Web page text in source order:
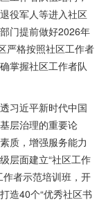
役军人等进入社区
门提前做好2026年
严格按照社区工作者
掌握社区工作者队
习近平新时代中国
层治理的重要论
质，增强服务能力
层面建立“社区工作
者示范培训班，开
造40个“优秀社区书